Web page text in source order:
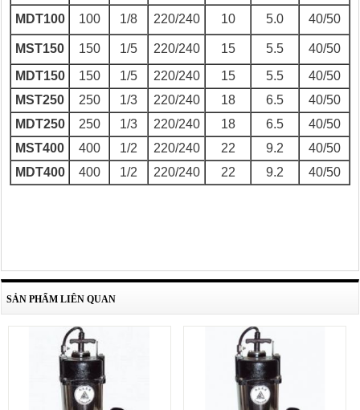
MDT100 100 1/8 220/240 10 5.0 40/50
MST150 150 1/5 220/240 15 5.5
40/50
MDT150
150 1/5 220/240 15 5.5
40/50
MST250
250 1/3 220/240 18 6.5
40/50
MDT250
250 1/3 220/240 18 6.5
40/50
MST400
400 1/2 220/240 22 9.2
40/50
MDT400
400 1/2 220/240 22 9.2 40/50
SẢN PHẨM LIÊN QUAN